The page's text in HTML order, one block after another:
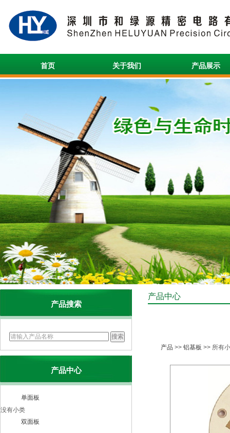
首页 关于我们 产品展示
产品搜索
产品中心
单面板
没有小类
双面板
产品中心
产品 >> 铝基板 >> 所有